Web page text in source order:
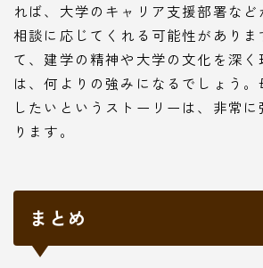
れば、大学のキャリア支援部署な
相談に応じてくれる可能性がありま
て、建学の精神や大学の文化を深く
は、何よりの強みになるでしょう
したいというストーリーは、非常
ります。
まとめ